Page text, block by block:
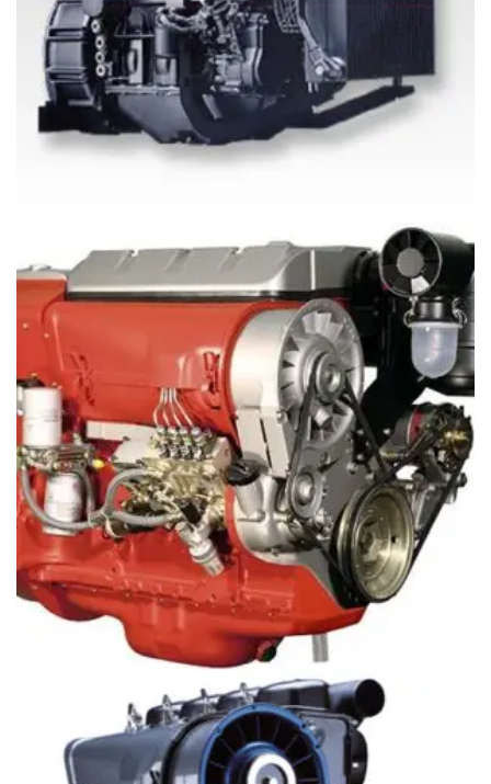
Động cơ Deutz BFM2011 (12-59 kW or 16-79 hp)
097.796.5752
Động cơ Deutz D914_L4 (43-129,9 kW or 58-174 hp)
Giá097.796.5752